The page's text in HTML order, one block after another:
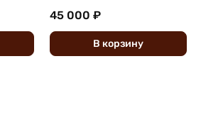
45 000 ₽
В корзину